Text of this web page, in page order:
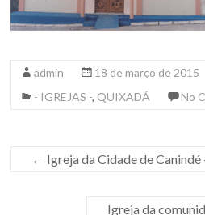
admin
18 de março de 2015
- IGREJAS -, QUIXADÁ No
← Igreja da Cidade de Canindé
Igreja da